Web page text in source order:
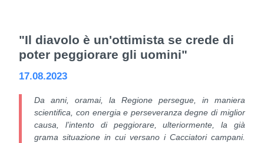
"Il diavolo è un'ottimista se crede di
poter peggiorare gli uomini"
17.08.2023
Da anni, oramai, la Regione persegue, in maniera
scientiﬁca, con energia e perseveranza degne di miglior
causa, l’intento di peggiorare, ulteriormente, la già
grama situazione in cui versano i Cacciatori campani.